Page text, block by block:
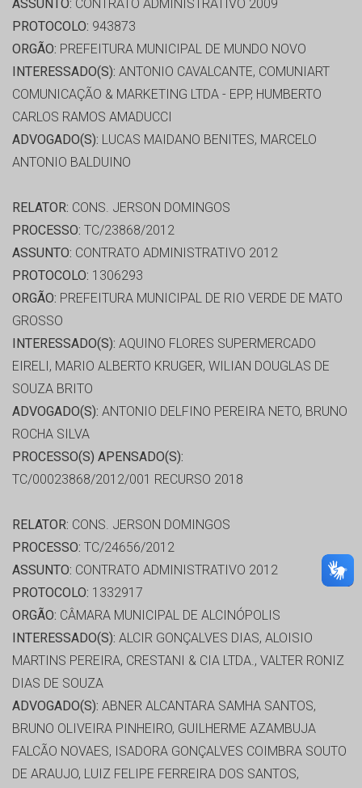
ASSUNTO: CONTRATO ADMINISTRATIVO 2009
PROTOCOLO: 943873
ORGÃO: PREFEITURA MUNICIPAL DE MUNDO NOVO
INTERESSADO(S): ANTONIO CAVALCANTE, COMUNIART
COMUNICAÇÃO & MARKETING LTDA - EPP, HUMBERTO
CARLOS RAMOS AMADUCCI
ADVOGADO(S): LUCAS MAIDANO BENITES, MARCELO
ANTONIO BALDUINO
RELATOR: CONS. JERSON DOMINGOS
PROCESSO: TC/23868/2012
ASSUNTO: CONTRATO ADMINISTRATIVO 2012
PROTOCOLO: 1306293
ORGÃO: PREFEITURA MUNICIPAL DE RIO VERDE DE MATO
GROSSO
INTERESSADO(S): AQUINO FLORES SUPERMERCADO
EIRELI, MARIO ALBERTO KRUGER, WILIAN DOUGLAS DE
SOUZA BRITO
ADVOGADO(S): ANTONIO DELFINO PEREIRA NETO, BRUNO
ROCHA SILVA
PROCESSO(S) APENSADO(S):
TC/00023868/2012/001 RECURSO 2018
RELATOR: CONS. JERSON DOMINGOS
PROCESSO: TC/24656/2012
ASSUNTO: CONTRATO ADMINISTRATIVO 2012
PROTOCOLO: 1332917
ORGÃO: CÂMARA MUNICIPAL DE ALCINÓPOLIS
INTERESSADO(S): ALCIR GONÇALVES DIAS, ALOISIO
MARTINS PEREIRA, CRESTANI & CIA LTDA., VALTER RONIZ
DIAS DE SOUZA
ADVOGADO(S): ABNER ALCANTARA SAMHA SANTOS,
BRUNO OLIVEIRA PINHEIRO, GUILHERME AZAMBUJA
FALCÃO NOVAES, ISADORA GONÇALVES COIMBRA SOUTO
DE ARAUJO, LUIZ FELIPE FERREIRA DOS SANTOS,